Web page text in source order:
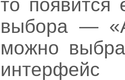
то появится
выбора —
можно